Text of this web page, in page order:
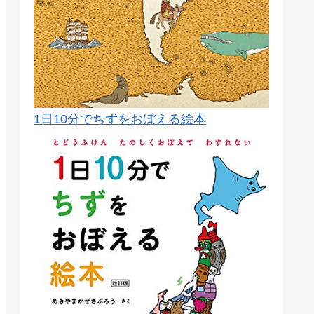
1日10分でちずをおぼえる絵本